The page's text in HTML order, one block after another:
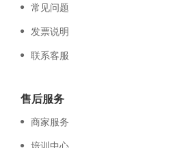
常见问题
发票说明
联系客服
售后服务
商家服务